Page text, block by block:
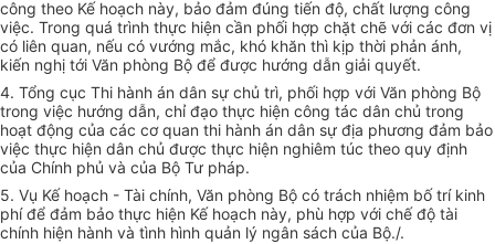
công theo Kế hoạch này, bảo đảm đúng tiến độ, chất lượng công
việc. Trong quá trình thực hiện cần phối hợp chặt chẽ với các đơn vị
có liên quan, nếu có vướng mắc, khó khăn thì kịp thời phản ánh,
kiến nghị tới Văn phòng Bộ để được hướng dẫn giải quyết.
4. Tổng cục Thi hành án dân sự chủ trì, phối hợp với Văn phòng Bộ
trong việc hướng dẫn, chỉ đạo thực hiện công tác dân chủ trong
hoạt động của các cơ quan thi hành án dân sự địa phương đảm bảo
việc thực hiện dân chủ được thực hiện nghiêm túc theo quy định
của Chính phủ và của Bộ Tư pháp.
5. Vụ Kế hoạch - Tài chính, Văn phòng Bộ có trách nhiệm bố trí kinh
phí để đảm bảo thực hiện Kế hoạch này, phù hợp với chế độ tài
chính hiện hành và tình hình quản lý ngân sách của Bộ./.